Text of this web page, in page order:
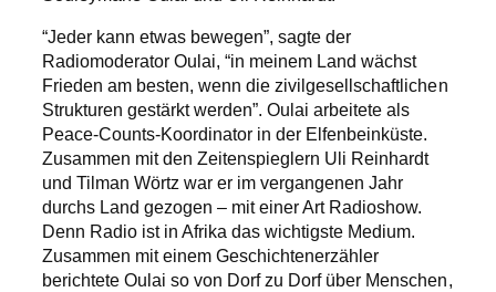
“Jeder kann etwas bewegen”, sagte der
Radiomoderator Oulai, “in meinem Land wächst
Frieden am besten, wenn die zivilgesellschaftlichen
Strukturen gestärkt werden”. Oulai arbeitete als
Peace-Counts-Koordinator in der Elfenbeinküste.
Zusammen mit den Zeitenspieglern Uli Reinhardt
und Tilman Wörtz war er im vergangenen Jahr
durchs Land gezogen – mit einer Art Radioshow.
Denn Radio ist in Afrika das wichtigste Medium.
Zusammen mit einem Geschichtenerzähler
berichtete Oulai so von Dorf zu Dorf über Menschen,